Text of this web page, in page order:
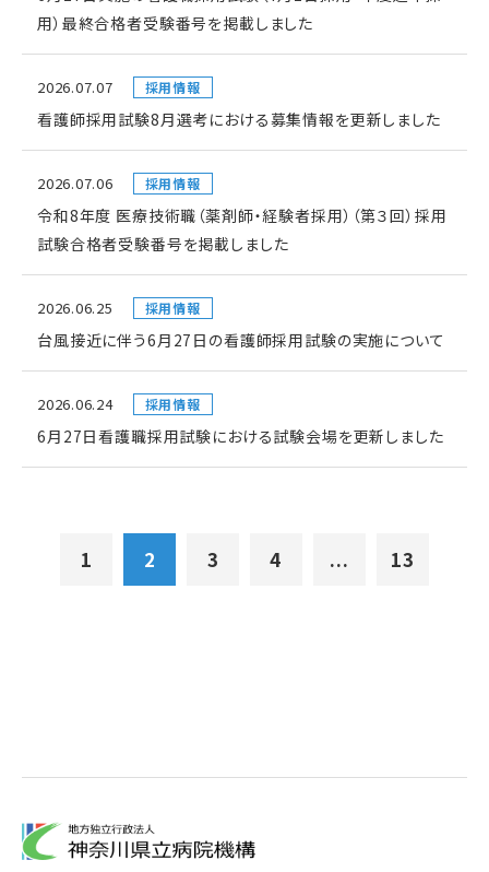
用）最終合格者受験番号を掲載しました
2026.07.07 採用情報
看護師採用試験8月選考における募集情報を更新しました
2026.07.06 採用情報
令和8年度 医療技術職（薬剤師・経験者採用）（第３回）採用
試験合格者受験番号を掲載しました
2026.06.25 採用情報
台風接近に伴う6月27日の看護師採用試験の実施について
2026.06.24 採用情報
6月27日看護職採用試験における試験会場を更新しました
1 2 3 4 ... 13